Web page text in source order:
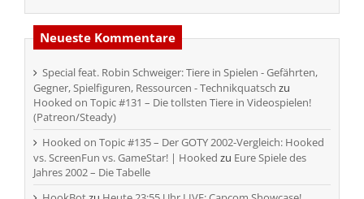
Neueste Kommentare
Special feat. Robin Schweiger: Tiere in Spielen - Gefährten,
Gegner, Spielfiguren, Ressourcen - Technikquatsch zu
Hooked on Topic #131 – Die tollsten Tiere in Videospielen!
(Patreon/Steady)
Hooked on Topic #135 – Der GOTY 2002-Vergleich: Hooked
vs. ScreenFun vs. GameStar! | Hooked zu Eure Spiele des
Jahres 2002 – Die Tabelle